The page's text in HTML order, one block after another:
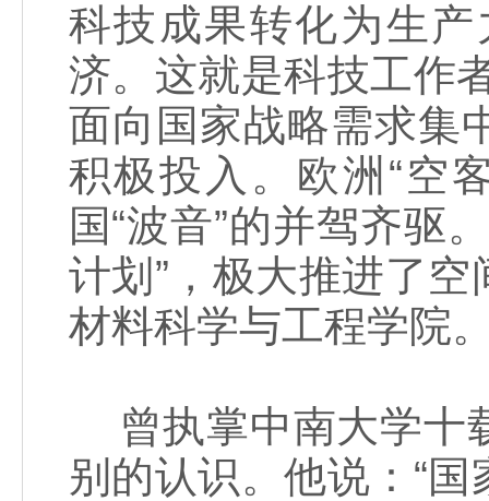
科技成果转化为生
济。这就是科技工作
面向国家战略需求集
积极投入。欧洲“空
国“波音”的并驾齐驱
计划”，极大推进了
材料科学与工程学院
曾执掌中南大学十
别的认识。他说：“